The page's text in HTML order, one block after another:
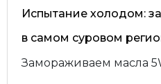
Испытание холодом:
в самом суровом
Замораживаем масла